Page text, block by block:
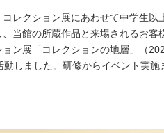
レクション展にあわせて中学生以
当館の所蔵作品と来場されるお客
ン展「コレクションの地層」（
しました。研修からイベント実